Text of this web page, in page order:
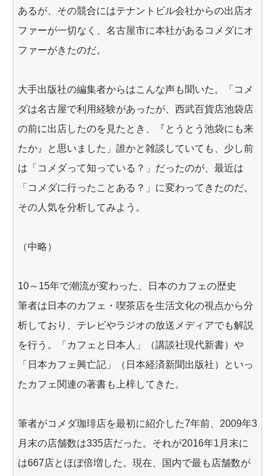
あるが、その競合にはテナントビル会社からの出店オ
ファーが一切なく、名古屋市に本社があるコメダにオ
ファーがきたのだ。
大手出版社の編集者からはこんな声も聞いた。「コメ
ダは名古屋で利用経験があったが、西武百貨店池袋店
の前に出店したのを見たとき、『とうとう池袋にも来
たか』と思いました」誰かと雑談していても、少し前
は「コメダって知っている？」だったのが、最近は
「コメダに行ったことある？」に変わってきたのだ。
その人気を分析してみよう。
（中略）
10～15年で潮流が変わった、日本のカフェの歴史
筆者は日本のカフェ・喫茶店を生活文化の視点から分
析しており、テレビやラジオの放送メディアでも解説
を行う。「カフェと日本人」（講談社現代新書）や
「日本カフェ興亡記」（日本経済新聞出版社）といっ
たカフェ関連の著書も上梓してきた。
筆者がコメダ珈琲店を最初に紹介した7年前、2009年3
月末の店舗数は335店だった。それが2016年1月末に
は667店とほぼ倍増した。現在、国内で最も店舗数が